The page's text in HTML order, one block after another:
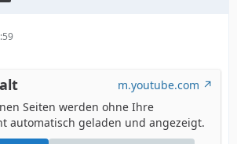
m.youtube.com
Seiten werden ohne Ihre
automatisch geladen und angezeigt.